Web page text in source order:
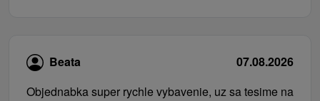
Beata
07.08.2026
Objednabka super rychle vybavenie, uz sa tesime na